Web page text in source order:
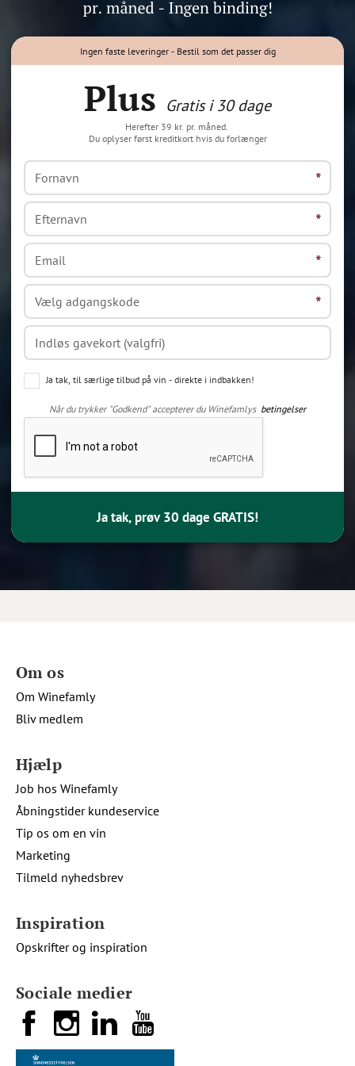
Ingen faste leveringer - Bestil som det passer dig
Plus Gratis i 30 dage
Herefter 39 kr. pr. måned.
Du oplyser først kreditkort hvis du forlænger
Ja tak, til særlige tilbud på vin - direkte i indbakken!
Når du trykker "Godkend" accepterer du Winefamlys betingelser
Ja tak, prøv 30 dage GRATIS!
Sociale medier
Om os
Om Winefamly
Bliv medlem
Hjælp
Job hos Winefamly
Åbningstider kundeservice
Tip os om en vin
Marketing
Tilmeld nyhedsbrev
Inspiration
Opskrifter og inspiration